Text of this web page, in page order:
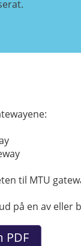
til MTU
på en av eller